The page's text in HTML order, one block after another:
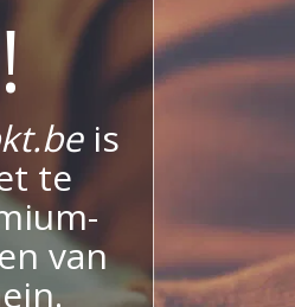
is
te
van